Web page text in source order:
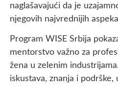
naglašavajući da je
njegovih najvrednijih
Program WISE Srbija
mentorstvo važno za
žena u zelenim
iskustava, znanja i podrške,